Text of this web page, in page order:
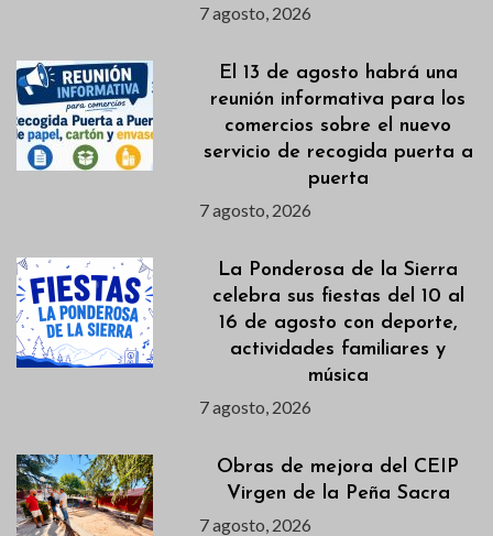
7 agosto, 2026
El 13 de agosto habrá una
reunión informativa para los
comercios sobre el nuevo
servicio de recogida puerta a
puerta
7 agosto, 2026
La Ponderosa de la Sierra
celebra sus fiestas del 10 al
16 de agosto con deporte,
actividades familiares y
música
7 agosto, 2026
Obras de mejora del CEIP
Virgen de la Peña Sacra
7 agosto, 2026